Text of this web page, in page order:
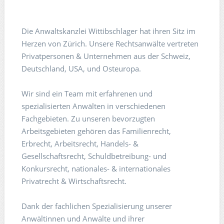
Die Anwaltskanzlei Wittibschlager hat ihren Sitz im
Herzen von Zürich. Unsere Rechtsanwälte vertreten
Privatpersonen & Unternehmen aus der Schweiz,
Deutschland, USA, und Osteuropa.
Wir sind ein Team mit erfahrenen und
spezialisierten Anwälten in verschiedenen
Fachgebieten. Zu unseren bevorzugten
Arbeitsgebieten gehören das Familienrecht,
Erbrecht, Arbeitsrecht, Handels- &
Gesellschaftsrecht, Schuldbetreibung- und
Konkursrecht, nationales- & internationales
Privatrecht & Wirtschaftsrecht.
Dank der fachlichen Spezialisierung unserer
Anwältinnen und Anwälte und ihrer